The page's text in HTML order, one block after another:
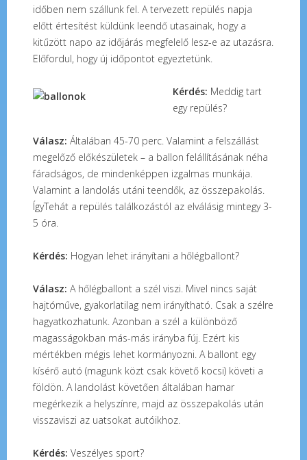
időben nem szállunk fel. A tervezett repülés napja
előtt értesítést küldünk leendő utasainak, hogy a
kitűzött napo az időjárás megfelelő lesz-e az utazásra.
Előfordul, hogy új időpontot egyeztetünk.
Kérdés: Meddig tart
egy repülés?
Válasz: Általában 45-70 perc. Valamint a felszállást
megelőző előkészületek – a ballon felállításának néha
fáradságos, de mindenképpen izgalmas munkája.
Valamint a landolás utáni teendők, az összepakolás.
ÍgyTehát a repülés találkozástól az elválásig mintegy 3-
5 óra.
Kérdés: Hogyan lehet irányítani a hőlégballont?
Válasz: A hőlégballont a szél viszi. Mivel nincs saját
hajtóműve, gyakorlatilag nem irányítható. Csak a szélre
hagyatkozhatunk. Azonban a szél a különböző
magasságokban más-más irányba fúj. Ezért kis
mértékben mégis lehet kormányozni. A ballont egy
kísérő autó (magunk közt csak követő kocsi) követi a
földön. A landolást követően általában hamar
megérkezik a helyszínre, majd az összepakolás után
visszaviszi az uatsokat autóikhoz.
Kérdés: Veszélyes sport?